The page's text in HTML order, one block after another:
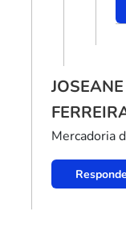
Mercadoria